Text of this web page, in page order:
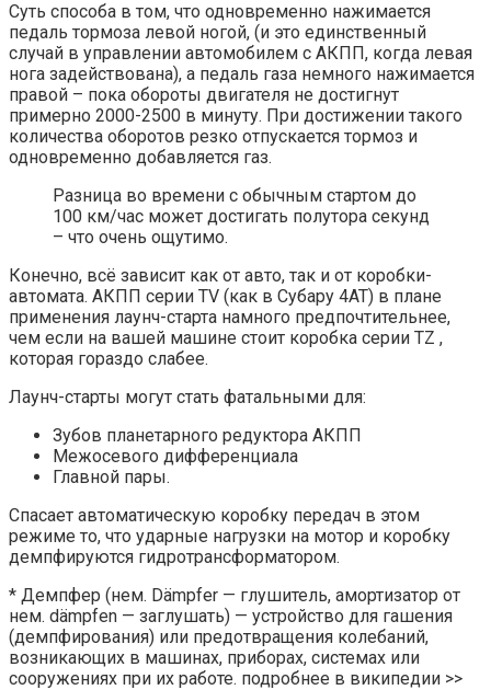
Суть способа в том, что одновременно нажимается
педаль тормоза левой ногой, (и это единственный
случай в управлении автомобилем с АКПП, когда левая
нога задействована), а педаль газа немного нажимается
правой – пока обороты двигателя не достигнут
примерно 2000-2500 в минуту. При достижении такого
количества оборотов резко отпускается тормоз и
одновременно добавляется газ.
Разница во времени с обычным стартом до
100 км/час может достигать полутора секунд
– что очень ощутимо.
Конечно, всё зависит как от авто, так и от коробки-
автомата. АКПП серии TV (как в Субару 4АТ) в плане
применения лаунч-старта намного предпочтительнее,
чем если на вашей машине стоит коробка серии TZ ,
которая гораздо слабее.
Лаунч-старты могут стать фатальными для:
Зубов планетарного редуктора АКПП
Межосевого дифференциала
Главной пары.
Спасает автоматическую коробку передач в этом
режиме то, что ударные нагрузки на мотор и коробку
демпфируются гидротрансформатором.
* Демпфер (нем. Dämpfer — глушитель, амортизатор от
нем. dämpfen — заглушать) — устройство для гашения
(демпфирования) или предотвращения колебаний,
возникающих в машинах, приборах, системах или
сооружениях при их работе. подробнее в википедии >>